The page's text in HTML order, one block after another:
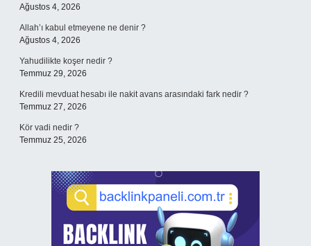
Ağustos 4, 2026
Allah’ı kabul etmeyene ne denir ?
Ağustos 4, 2026
Yahudilikte koşer nedir ?
Temmuz 29, 2026
Kredili mevduat hesabı ile nakit avans arasındaki fark nedir ?
Temmuz 27, 2026
Kör vadi nedir ?
Temmuz 25, 2026